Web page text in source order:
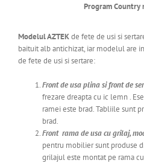
Program Country
Modelul AZTEKde fete de usi si
baituit alb antichizat, iar modelul are
de fete de usi si sertare:
Front de usa plina si front de
frezare dreapta cu ic lemn . E
ramei este brad. Tabliile sunt
brad.
Front rama de usa cu grilaj,
pentru mobilier sunt produse
grilajul este montat pe rama